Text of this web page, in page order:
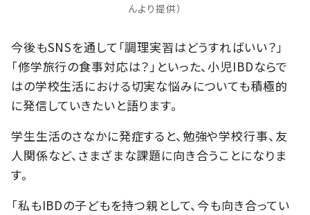
んより提供）
今後もSNSを通して「調理実習はどうすればいい？」
「修学旅行の食事対応は？」といった、小児IBDならで
はの学校生活における切実な悩みについても積極的
に発信していきたいと語ります。
学生生活のさなかに発症すると、勉強や学校行事、友
人関係など、さまざまな課題に向き合うことになりま
す。
「私もIBDの子どもを持つ親として、今も向き合ってい